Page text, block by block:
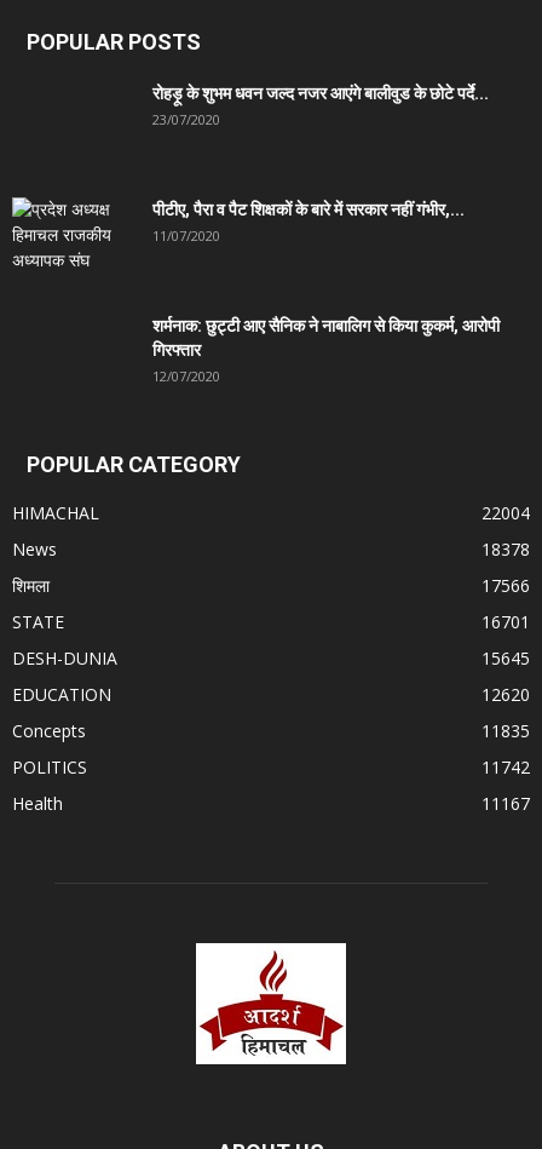
POPULAR POSTS
रोहड़ू के शुभम धवन जल्द नजर आएंगे बालीवुड के छोटे पर्दे...
23/07/2020
पीटीए, पैरा व पैट शिक्षकों के बारे में सरकार नहीं गंभीर,...
11/07/2020
शर्मनाक: छुट्टी आए सैनिक ने नाबालिग से किया कुकर्म, आरोपी
गिरफ्तार
12/07/2020
POPULAR CATEGORY
HIMACHAL
22004
News
18378
शिमला
17566
STATE
16701
DESH-DUNIA
15645
EDUCATION
12620
Concepts
11835
POLITICS
11742
Health
11167